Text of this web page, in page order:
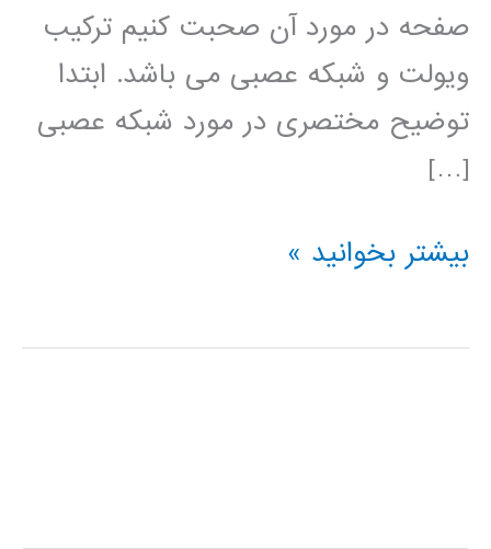
صفحه در مورد آن صحبت کنیم ترکیب
ویولت و شبکه عصبی می باشد. ابتدا
توضیح مختصری در مورد شبکه عصبی
[…]
شبکه
ویولت
بیشتر بخوانید »